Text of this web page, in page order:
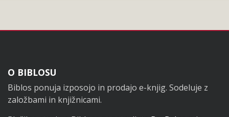
Noga
O BIBLOSU
Biblos ponuja izposojo in prodajo e-knjig. Sodeluje z
založbami in knjižnicami.